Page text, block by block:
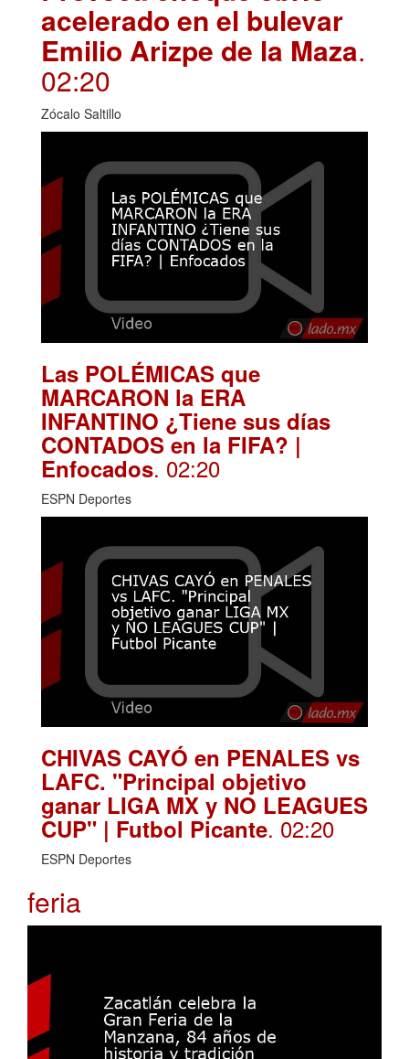
acelerado en el bulevar
Emilio Arizpe de la Maza.
02:20
Zócalo Saltillo
Las POLÉMICAS que
MARCARON la ERA
INFANTINO ¿Tiene sus días
CONTADOS en la FIFA? |
Enfocados. 02:20
ESPN Deportes
CHIVAS CAYÓ en PENALES vs
LAFC. "Principal objetivo
ganar LIGA MX y NO LEAGUES
CUP" | Futbol Picante. 02:20
ESPN Deportes
feria